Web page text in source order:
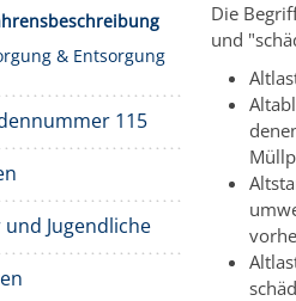
& Entsorgung
115
und Jugendliche
Die
und